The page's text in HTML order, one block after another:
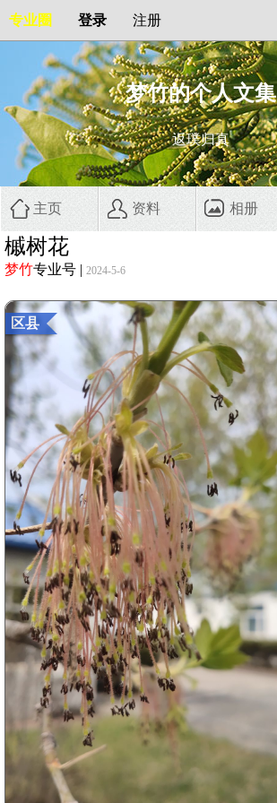
专业圈 登录 注册
梦竹的个人文集
返璞归真
主页 资料 相册
槭树花
梦竹专业号 | 2024-5-6